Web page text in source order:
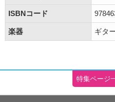
ISBNコード
楽器 ギタ
特集ページ